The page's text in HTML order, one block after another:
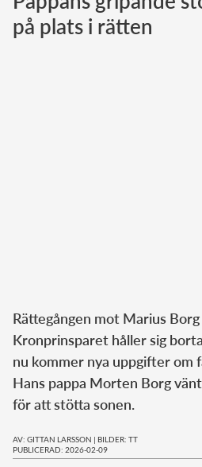
Norska
på plats i rätten
Rättegången mot Marius
Kronprinsparet håller sig
nu kommer nya uppgifter om
Hans pappa Morten Borg
för att stötta sonen.
AV: GITTAN LARSSON | BILDER: TT
PUBLICERAD: 2026-02-09